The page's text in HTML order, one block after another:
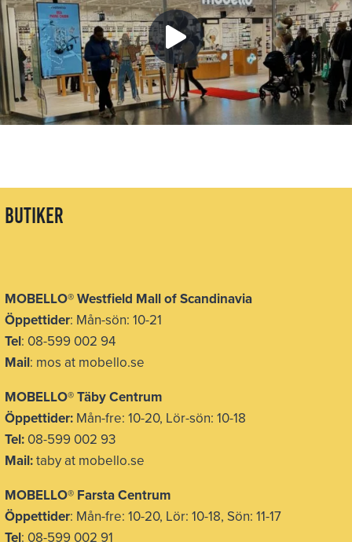
butiker
MOBELLO®Westfield Mall of Scandinavia
Öppettider: Mån-sön: 10-21
Tel: 08-599 002 94
Mail: mos at mobello.se
MOBELLO®Täby Centrum
Öppettider: Mån-fre: 10-20, Lör-sön: 10-18
Tel: 08-599 002 93
Mail:taby at mobello.se
MOBELLO® Farsta Centrum
Öppettider: Mån-fre: 10-20, Lör: 10-18, Sön: 11-17
Tel: 08-599 002 91